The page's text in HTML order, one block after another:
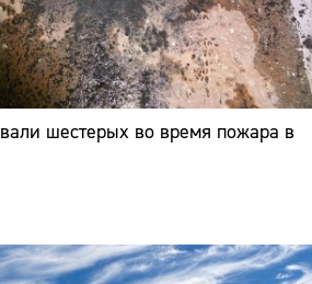
шестерых во время пожара в